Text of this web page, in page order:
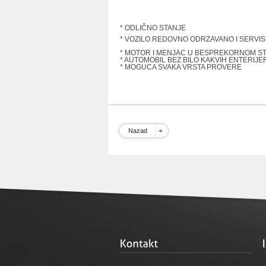
* ODLIČNO STANJE
* VOZILO REDOVNO ODRZAVANO I
* MOTOR I MENJAC U BESPREKORNOM
* AUTOMOBIL BEZ BILO KAKVIH
* MOGUCA SVAKA VRSTA PROVERE
Nazad